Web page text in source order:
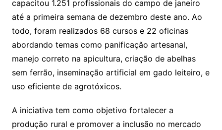
capacitou 1.251 profissionais do campo de janeiro
até a primeira semana de dezembro deste ano. Ao
todo, foram realizados 68 cursos e 22 oficinas
abordando temas como panificação artesanal,
manejo correto na apicultura, criação de abelhas
sem ferrão, inseminação artificial em gado leiteiro, e
uso eficiente de agrotóxicos.
A iniciativa tem como objetivo fortalecer a
produção rural e promover a inclusão no mercado